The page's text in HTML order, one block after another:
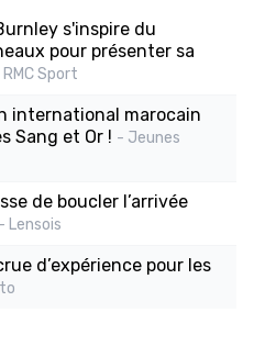
s'inspire du
pour présenter sa
Sport
international marocain
Sang et Or ! - Jeunes
de boucler l’arrivée
- Lensois
d’expérience pour les